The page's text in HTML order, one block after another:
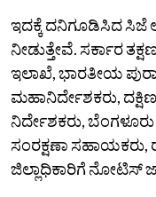
ಇದಕ್ಕೆ ದನಿಗೂಡಿಸಿದ
ನೀಡುತ್ತೇವೆ. ಸರ್ಕಾರ
ಇಲಾಖೆ, ಭಾರತೀಯ
ಮಹಾನಿರ್ದೇಶಕರು,
ನಿರ್ದೇಶಕರು,
ಸಂರಕ್ಷಣಾ ಸಹಾಯಕರು,
ಜಿಲ್ಲಾಧಿಕಾರಿಗೆ ನೋಟಿಸ್‌